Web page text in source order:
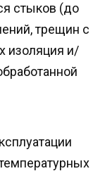
стыков (до
трещин с
изоляция и/